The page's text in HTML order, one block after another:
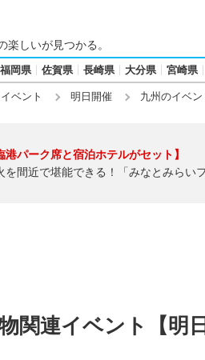
楽しいが見つかる。
福岡県 佐賀県 長崎県 大分県 宮崎県
イベント 明日開催 九州のイベン
港パーク席と宿泊ホテルがセット】
を間近で堪能できる！「みなとみらい
関連イベント【明